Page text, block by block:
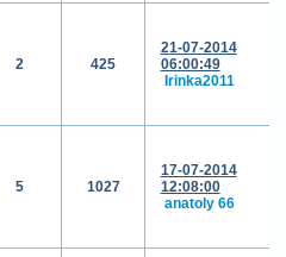
2 425
21-07-2014
06:00:49
Irinka2011
5 1027
17-07-2014
12:08:00
anatoly 66